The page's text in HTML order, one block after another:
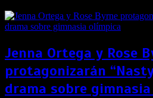
Jenna Ortega y Rose
protagonizarán
drama sobre